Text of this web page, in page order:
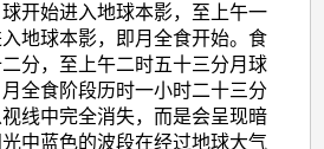
球开始进入地球本影，至上午一
地球本影，即月全食开始。食
分，至上午二时五十三分月球
全食阶段历时一小时二十三分
线中完全消失，而是会呈现暗
中蓝色的波段在经过地球大气